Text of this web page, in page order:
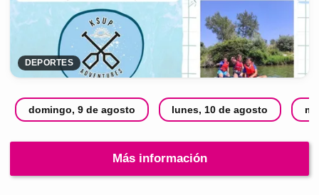
DEPORTES
domingo, 9 de agosto lunes, 10 de agosto
Más información